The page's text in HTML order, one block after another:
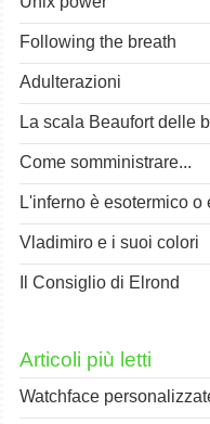
Following the breath
Adulterazioni
La scala Beaufort delle
Come somministrare...
L'inferno è esotermico o
Vladimiro e i suoi colori
Il Consiglio di Elrond
Articoli più letti
Watchface